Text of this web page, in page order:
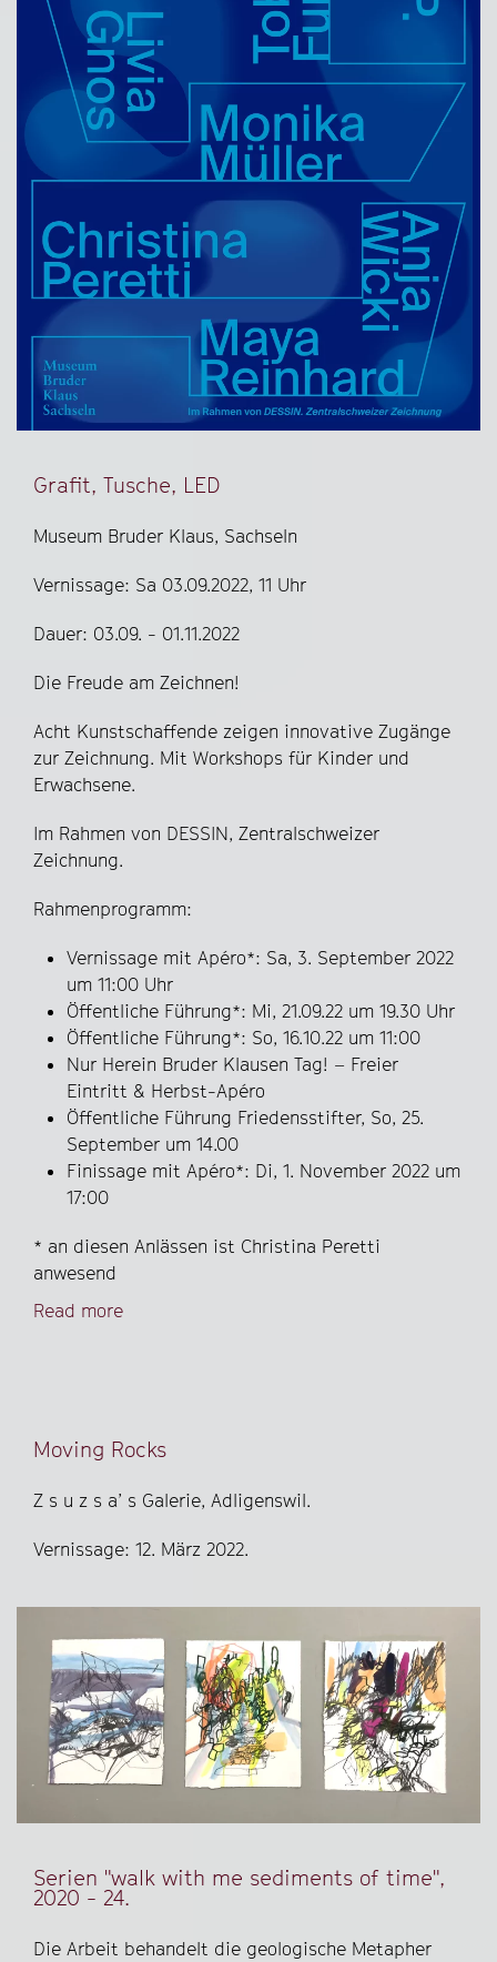
Grafit, Tusche, LED
Museum Bruder Klaus, Sachseln
Vernissage: Sa 03.09.2022, 11 Uhr
Dauer: 03.09. - 01.11.2022
Die Freude am Zeichnen!
Acht Kunstschaffende zeigen innovative Zugänge
zur Zeichnung. Mit Workshops für Kinder und
Erwachsene.
Im Rahmen von DESSIN, Zentralschweizer
Zeichnung.
Rahmenprogramm:
Vernissage mit Apéro*: Sa, 3. September 2022
um 11:00 Uhr
Öffentliche Führung*: Mi, 21.09.22 um 19.30 Uhr
Öffentliche Führung*: So, 16.10.22 um 11:00
Nur Herein Bruder Klausen Tag! – Freier
Eintritt & Herbst-Apéro
Öffentliche Führung Friedensstifter, So, 25.
September um 14.00
Finissage mit Apéro*: Di, 1. November 2022 um
17:00
* an diesen Anlässen ist Christina Peretti
anwesend
Read more
Moving Rocks
Z s u z s a’ s Galerie, Adligenswil.
Vernissage: 12. März 2022.
Serien "walk with me sediments of time",
2020 - 24.
Die Arbeit behandelt die geologische Metapher